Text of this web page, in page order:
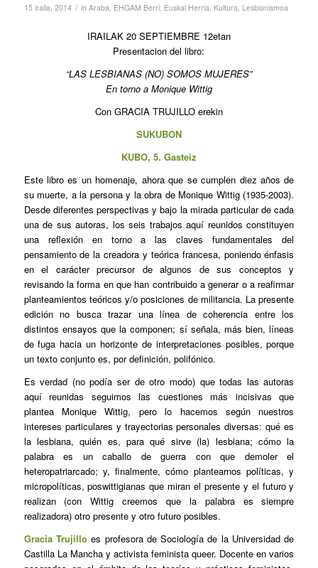
15 iraila, 2014 / in Araba EHGAM Berri, Euskal Herria Kultura Lesbianismoa
IRAILAK 20 SEPTIEMBRE 12etan
Presentacion del libro:
“LAS LESBIANAS (NO) SOMOS MUJERES”
En torno a Monique Wittig
Con GRACIA TRUJILLO erekin
SUKUBON
KUBO, 5. Gasteiz
Este libro es un homenaje, ahora que se cumplen diez años de
su muerte, a la persona y la obra de Monique Wittig (1935-2003).
Desde diferentes perspectivas y bajo la mirada particular de cada
una de sus autoras, los seis trabajos aquí reunidos constituyen
una reflexión en torno a las claves fundamentales del
pensamiento de la creadora y teórica francesa, poniendo énfasis
en el carácter precursor de algunos de sus conceptos y
revisando la forma en que han contribuido a generar o a reafirmar
planteamientos teóricos y/o posiciones de militancia. La presente
edición no busca trazar una línea de coherencia entre los
distintos ensayos que la componen; sí señala, más bien, líneas
de fuga hacia un horizonte de interpretaciones posibles, porque
un texto conjunto es, por definición, polifónico.
Es verdad (no podía ser de otro modo) que todas las autoras
aquí reunidas seguimos las cuestiones más incisivas que
plantea Monique Wittig, pero lo hacemos según nuestros
intereses particulares y trayectorias personales diversas: qué es
la lesbiana, quién es, para qué sirve (la) lesbiana; cómo la
palabra es un caballo de guerra con que demoler el
heteropatriarcado; y, finalmente, cómo plantearnos políticas, y
micropolíticas, poswittigianas que miran el presente y el futuro y
realizan (con Wittig creemos que la palabra es siempre
realizadora) otro presente y otro futuro posibles.
Gracia Trujilloes profesora de Sociología de la Universidad de
Castilla La Mancha y activista feminista queer. Docente en varios